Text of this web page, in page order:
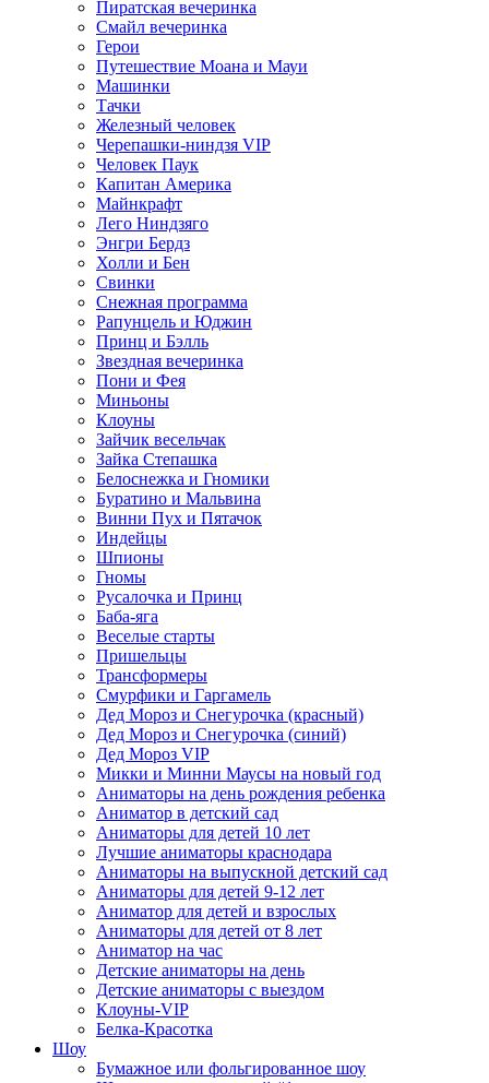
Пиратская вечеринка
Смайл вечеринка
Герои
Путешествие Моана и Мауи
Машинки
Тачки
Железный человек
Черепашки-ниндзя VIP
Человек Паук
Капитан Америка
Майнкрафт
Лего Ниндзяго
Энгри Бердз
Холли и Бен
Свинки
Снежная программа
Рапунцель и Юджин
Принц и Бэлль
Звездная вечеринка
Пони и Фея
Миньоны
Клоуны
Зайчик весельчак
Зайка Степашка
Белоснежка и Гномики
Буратино и Мальвина
Винни Пух и Пятачок
Индейцы
Шпионы
Гномы
Русалочка и Принц
Баба-яга
Веселые старты
Пришельцы
Трансформеры
Смурфики и Гаргамель
Дед Мороз и Снегурочка (красный)
Дед Мороз и Снегурочка (синий)
Дед Мороз VIP
Микки и Минни Маусы на новый год
Аниматоры на день рождения ребенка
Аниматор в детский сад
Аниматоры для детей 10 лет
Лучшие аниматоры краснодара
Аниматоры на выпускной детский сад
Аниматоры для детей 9-12 лет
Аниматор для детей и взрослых
Аниматоры для детей от 8 лет
Аниматор на час
Детские аниматоры на день
Детские аниматоры с выездом
Клоуны-VIP
Белка-Красотка
Шоу
Бумажное или фольгированное шоу